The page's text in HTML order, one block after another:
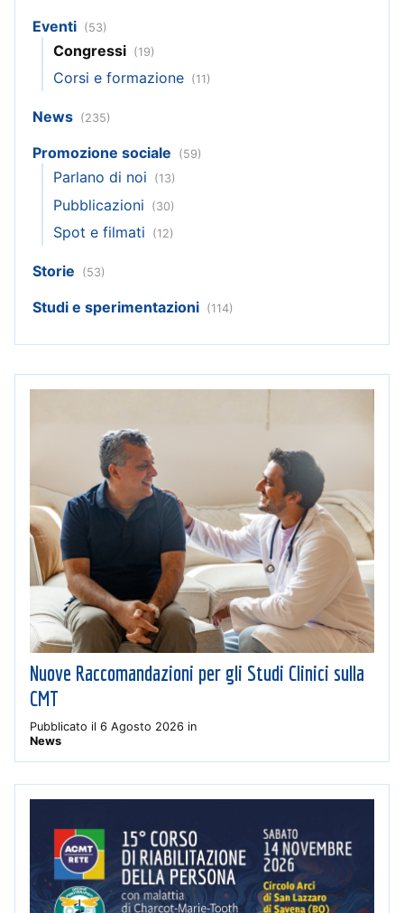
Eventi (53)
Congressi (19)
Corsi e formazione (11)
News (235)
Promozione sociale (59)
Parlano di noi (13)
Pubblicazioni (30)
Spot e filmati (12)
Storie (53)
Studi e sperimentazioni (114)
Nuove Raccomandazioni per gli Studi Clinici sulla
CMT
Pubblicato il 6 Agosto 2026 in
News